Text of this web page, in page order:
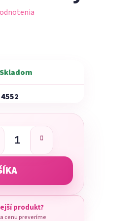
Skladom
4552
cena:
produkt?
cenu preveríme